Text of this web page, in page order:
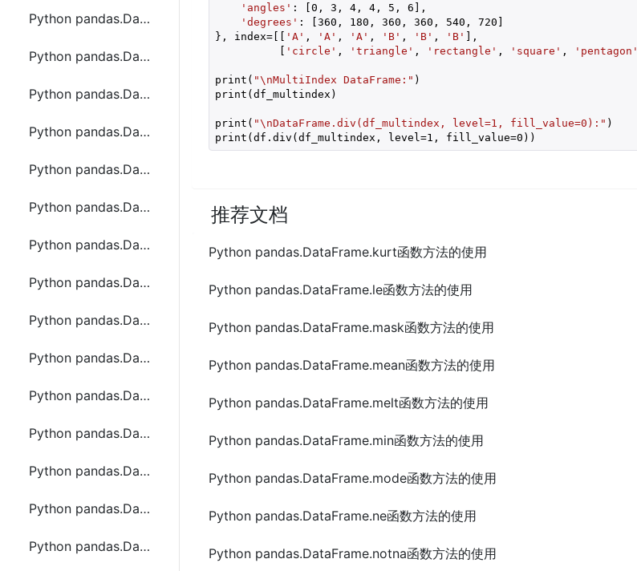
Python pandas.DataFrame.drop函数方法的使用
Python pandas.DataFrame.drop_duplicates函数方法的使用
Python pandas.DataFrame.droplevel函数方法的使用
Python pandas.DataFrame.dropna函数方法的使用
Python pandas.DataFrame.duplicated函数方法的使用
Python pandas.DataFrame.eq函数方法的使用
Python pandas.DataFrame.equals函数方法的使用
Python pandas.DataFrame.eval函数方法的使用
Python pandas.DataFrame.ewm函数方法的使用
Python pandas.DataFrame.expanding函数方法的使用
Python pandas.DataFrame.explode函数方法的使用
Python pandas.DataFrame.fillna函数方法的使用
Python pandas.DataFrame.filter函数方法的使用
Python pandas.DataFrame.first函数方法的使用
Python pandas.DataFrame.floordiv函数方法的使用
'angles' : [0 , 3 , 4, 4, 5 , 6 ],
'degrees' : [360 , 180 , 360 , 360 , 540 , 720 ]
}, index=[[ 'A' , 'A' , 'A' , 'B' , 'B' , 'B' ],
          [
'circle' , 'triangle' , 'rectangle' , 'square' , 'pentagon'
print( "\nMultiIndex DataFrame:" )
print(df_multindex)
print( "\nDataFrame.div(df_multindex, level=1, fill_value=0):" )
print(df.div(df_multindex, level=1 , fill_value=0 ))
推荐文档
Python pandas.DataFrame.kurt函数方法的使用
Python pandas.DataFrame.le函数方法的使用
Python pandas.DataFrame.mask函数方法的使用
Python pandas.DataFrame.mean函数方法的使用
Python pandas.DataFrame.melt函数方法的使用
Python pandas.DataFrame.min函数方法的使用
Python pandas.DataFrame.mode函数方法的使用
Python pandas.DataFrame.ne函数方法的使用
Python pandas.DataFrame.notna函数方法的使用